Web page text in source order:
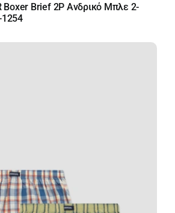
Boxer Brief 2P Ανδρικό Μπλε 2-